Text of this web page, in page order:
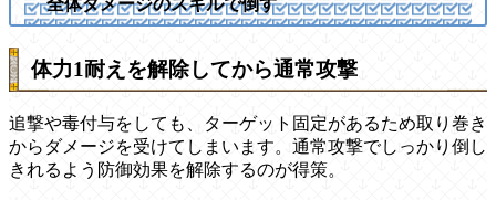
全体ダメージのスキルで倒す
体力1耐えを解除してから通常攻撃
追撃や毒付与をしても、ターゲット固定があるため取り巻き
からダメージを受けてしまいます。通常攻撃でしっかり倒し
きれるよう防御効果を解除するのが得策。